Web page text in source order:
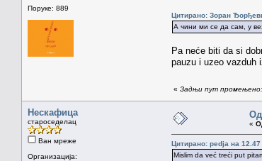
Поруке: 889
Цитирано: Зоран
А чини ми се да сам, у
Pa neće biti da si
pauzu i uzeo vazduh
« Задњи пут промењено:
Нескафица
староседелац
Ван мреже
Организација:
«
Цитирано: pedja на 12.47
Mislim da već treći put